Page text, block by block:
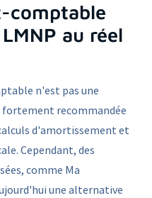
comptable
au réel
n'est pas une
recommandée
d'amortissement et
Cependant, des
comme Ma
une alternative